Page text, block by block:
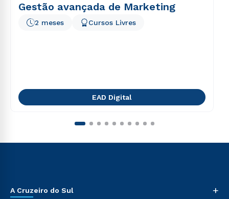
Gestão avançada de Marketing
2 meses Cursos Livres
EAD Digital
A Cruzeiro do Sul +